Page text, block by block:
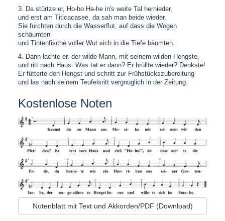
3. Da stürtze er, Ho-ho He-he in's weite Tal hernieder,
und erst am Titicacasee, da sah man beide wieder.
Sie furchten durch die Wasserflut, auf dass die Wogen
schäumten
und Tintenfische voller Wut sich in die Tiefe bäumten.
4. Dann lachte er, der wilde Mann, mit seinem wilden Hengste,
und ritt nach Haus. Was tat er dann? Er brüllte wieder? Denkste!
Er fütterte den Hengst und schritt zur Frühstückszubereitung
und las nach seinem Teufelsritt vergnüglich in der Zeitung.
Kostenlose Noten
Notenblatt mit Text und Akkorden/PDF (Download)